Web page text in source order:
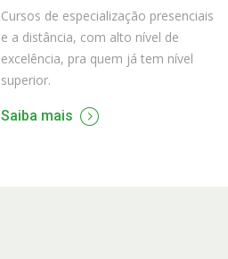
Cursos de especialização presenciais
e a distância, com alto nível de
excelência, pra quem já tem nível
superior.
Saiba mais